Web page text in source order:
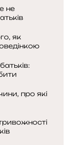
не
як
про які